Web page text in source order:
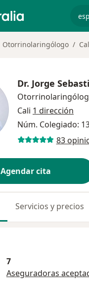
Otorrinolaringólogo
Dr. Jorge
Cali 1 dirección
Núm. Colegiado:
83
Agendar cita
Servicios y precios
7
Aseguradoras